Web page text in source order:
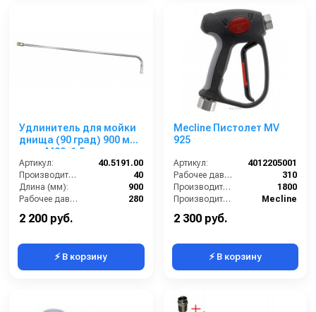
Удлинитель для мойки
днища (90 град) 900 мм;
вход М22х1,5ш; выход
1/4г.
Артикул:
40.5191.00
Производительность (л/мин):
40
Длина (мм):
900
Рабочее давление (бар):
280
2 200 руб.
⚡ В корзину
Mecline Пистолет MV
925
Артикул:
4012205001
Рабочее давление (бар):
310
Производительность (л/ч):
1800
Производитель:
Mecline
2 300 руб.
⚡ В корзину